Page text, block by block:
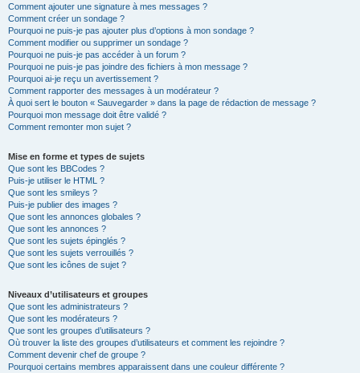
Comment ajouter une signature à mes messages ?
Comment créer un sondage ?
Pourquoi ne puis-je pas ajouter plus d’options à mon sondage ?
Comment modifier ou supprimer un sondage ?
Pourquoi ne puis-je pas accéder à un forum ?
Pourquoi ne puis-je pas joindre des fichiers à mon message ?
Pourquoi ai-je reçu un avertissement ?
Comment rapporter des messages à un modérateur ?
À quoi sert le bouton « Sauvegarder » dans la page de rédaction de message ?
Pourquoi mon message doit être validé ?
Comment remonter mon sujet ?
Mise en forme et types de sujets
Que sont les BBCodes ?
Puis-je utiliser le HTML ?
Que sont les smileys ?
Puis-je publier des images ?
Que sont les annonces globales ?
Que sont les annonces ?
Que sont les sujets épinglés ?
Que sont les sujets verrouillés ?
Que sont les icônes de sujet ?
Niveaux d’utilisateurs et groupes
Que sont les administrateurs ?
Que sont les modérateurs ?
Que sont les groupes d’utilisateurs ?
Où trouver la liste des groupes d’utilisateurs et comment les rejoindre ?
Comment devenir chef de groupe ?
Pourquoi certains membres apparaissent dans une couleur différente ?